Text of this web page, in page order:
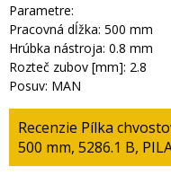
Parametre:
Pracovná dĺžka: 500 mm
Hrúbka nástroja: 0.8 mm
Rozteč zubov [mm]: 2.8
Posuv: MAN
Recenzie Pílka
500 mm, 5286.1 B,